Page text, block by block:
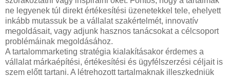
ne legyenek túl direkt értékesítési üzenetekkel tele, ehelyett
inkább mutassuk be a vállalat szakértelmét, innovatív
megoldásait, vagy adjunk hasznos tanácsokat a célcsoport
problémáinak megoldásához.
A tartalommarketing stratégia kialakításakor érdemes a
vállalat márkaépítési, értékesítési és ügyfélszerzési céljait is
szem előtt tartani. A létrehozott tartalmaknak illeszkedniük